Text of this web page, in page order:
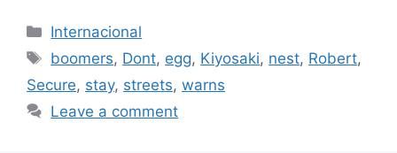
Categories
Internacional
Tags
boomers, Dont, egg, Kiyosaki, nest, Robert,
Secure, stay, streets, warns
Leave a comment